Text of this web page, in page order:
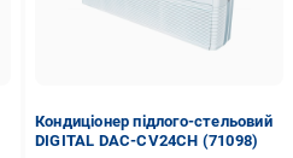
Кондиціонер підлого-стельовий
DIGITAL DAC-CV24CH (71098)